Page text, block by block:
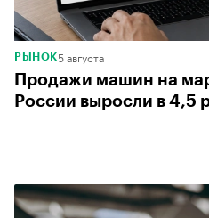
РЫНОК5 августа
Продажи машин на
России выросли в 4,5